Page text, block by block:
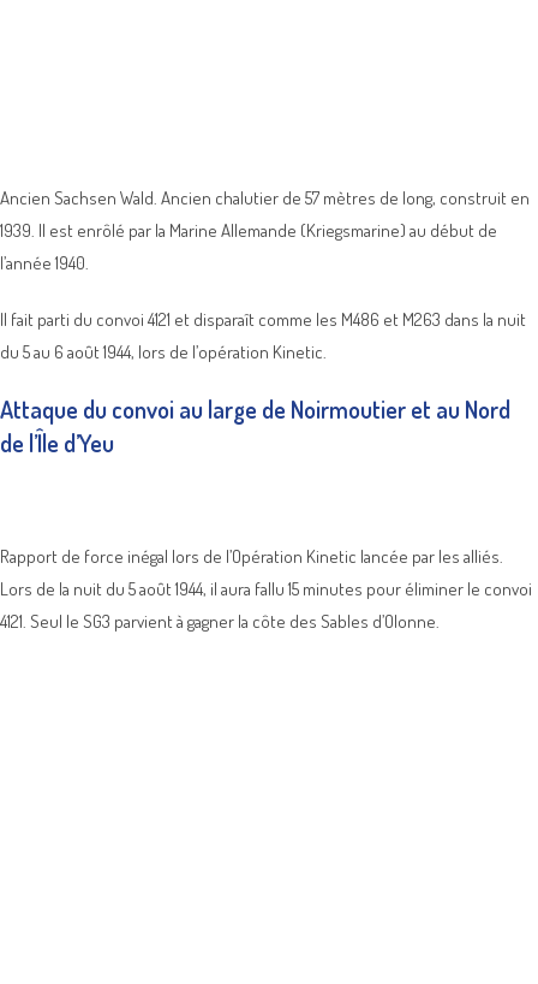
Ancien Sachsen Wald. Ancien chalutier de 57 mètres de long, construit en
1939. Il est enrôlé par la Marine Allemande (Kriegsmarine) au début de
l’année 1940.
Il fait parti du convoi 4121 et disparaît comme les M486 et M263 dans la nuit
du 5 au 6 août 1944, lors de l’opération Kinetic.
Attaque du convoi au large de Noirmoutier et au Nord
de l’Île d’Yeu
Rapport de force inégal lors de l’Opération Kinetic lancée par les alliés.
Lors de la nuit du 5 août 1944, il aura fallu 15 minutes pour éliminer le convoi
4121. Seul le SG3 parvient à gagner la côte des Sables d’Olonne.